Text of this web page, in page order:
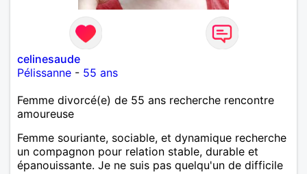
celinesaude
Pélissanne - 55 ans
Femme divorcé(e) de 55 ans recherche rencontre
amoureuse
Femme souriante, sociable, et dynamique recherche
un compagnon pour relation stable, durable et
épanouissante. Je ne suis pas quelqu'un de difficile